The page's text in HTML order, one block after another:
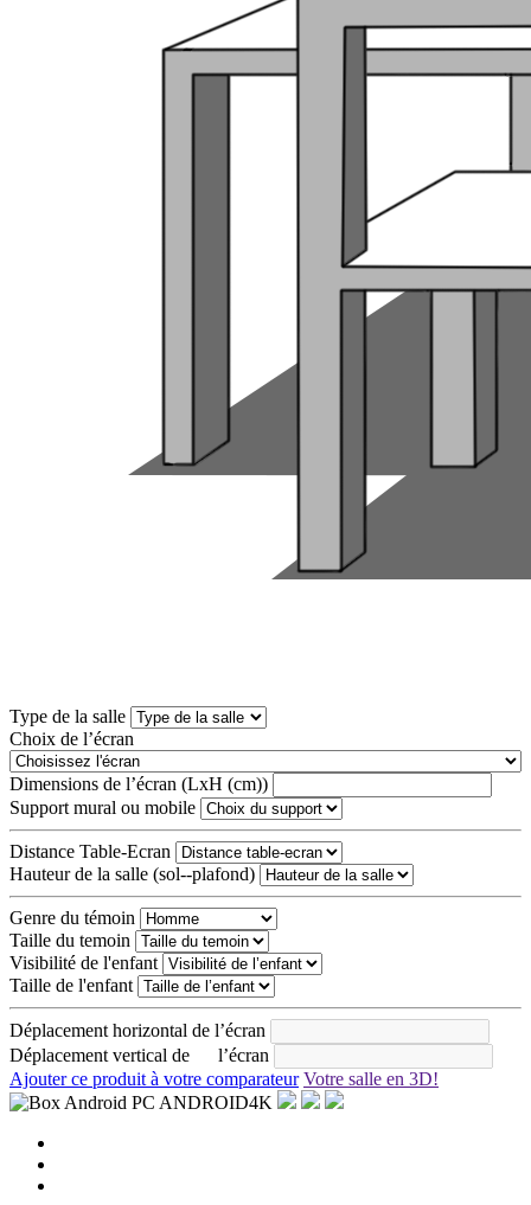
Type de la salle
Choix de l’écran
Dimensions de l’écran (LxH (cm))
Support mural ou mobile
Distance Table-Ecran
Hauteur de la salle (sol--plafond)
Genre du témoin
Taille du temoin
Visibilité de l'enfant
Taille de l'enfant
Déplacement horizontal de l’écran
Déplacement vertical de l’écran
Ajouter ce produit à votre comparateur Votre salle en 3D!